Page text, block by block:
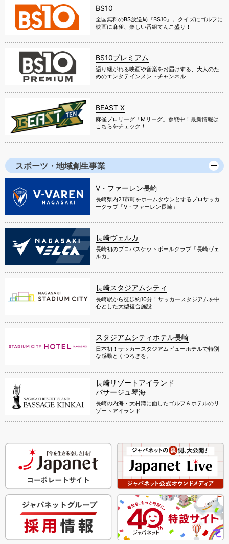
BS10
全国無料のBS放送局『BS10』。クイズにゴルフに
映画に麻雀、楽しい番組てんこ盛り！
BS10プレミアム
語り継がれる映画や音楽をお届けする、大人のた
めのエンタテインメントチャンネル
BEAST X
麻雀プロリーグ「Mリーグ」参戦中！最新情報は
こちらをチェック！
スポーツ・地域創生事業
V・ファーレン長崎
長崎県内21市町をホームタウンとするプロサッカ
ークラブ「V・ファーレン長崎」
長崎ヴェルカ
長崎初のプロバスケットボールクラブ「長崎ヴェ
ルカ」
長崎スタジアムシティ
長崎駅から徒歩約10分！サッカースタジアムを中
心とした大型複合施設
スタジアムシティホテル長崎
日本初！サッカースタジアムビューホテルで特別
な感動とくつろぎを。
長崎リゾートアイランド
パサージュ琴海
長崎の内海・大村湾に面したゴルフ＆ホテルのリ
ゾートアイランド